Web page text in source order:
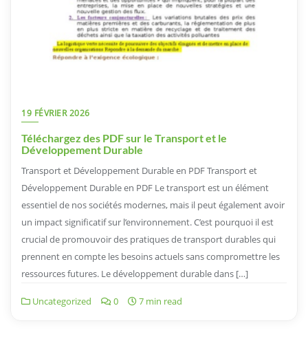
19 FÉVRIER 2026
Téléchargez des PDF sur le Transport et le
Développement Durable
Transport et Développement Durable en PDF Transport et
Développement Durable en PDF Le transport est un élément
essentiel de nos sociétés modernes, mais il peut également avoir
un impact significatif sur l’environnement. C’est pourquoi il est
crucial de promouvoir des pratiques de transport durables qui
prennent en compte les besoins actuels sans compromettre les
ressources futures. Le développement durable dans […]
Uncategorized 0 7 min read